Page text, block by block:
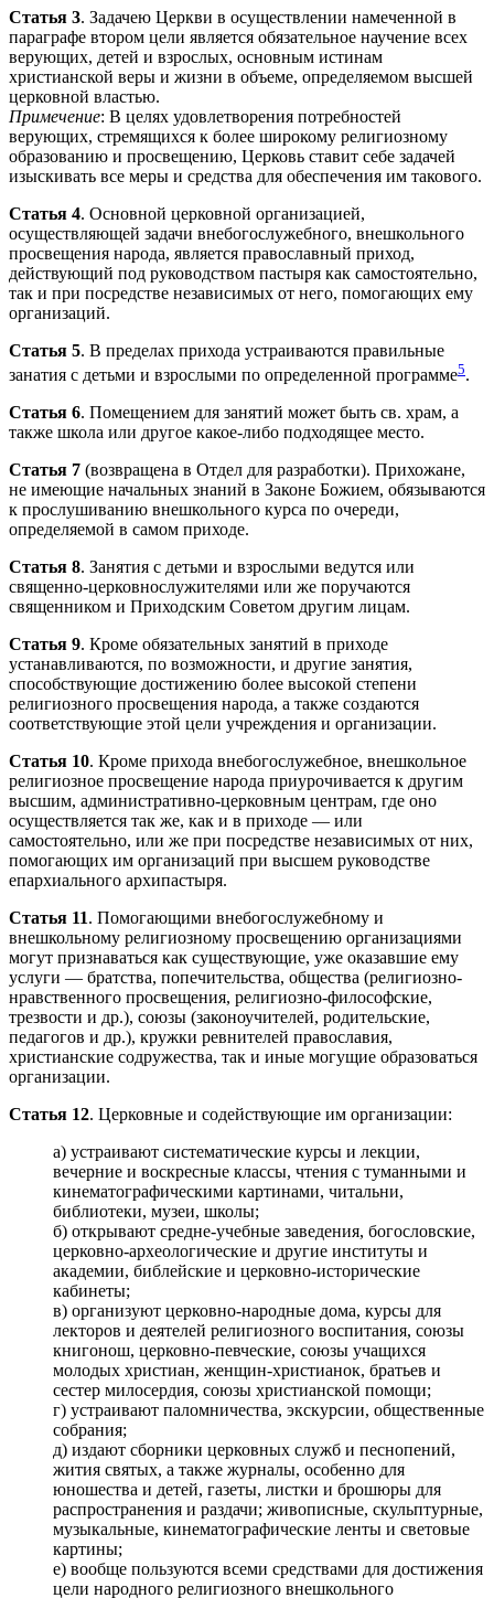
Статья 3. Задачею Церкви в осуществлении намеченной в
параграфе втором цели является обязательное научение всех
верующих, детей и взрослых, основным истинам
христианской веры и жизни в объеме, определяемом высшей
церковной властью.
Примечение: В целях удовлетворения потребностей
верующих, стремящихся к более широкому религиозному
образованию и просвещению, Церковь ставит себе задачей
изыскивать все меры и средства для обеспечения им такового.
Статья 4. Основной церковной организацией,
осуществляющей задачи внебогослужебного, внешкольного
просвещения народа, является православный приход,
действующий под руководством пастыря как самостоятельно,
так и при посредстве независимых от него, помогающих ему
организаций.
Статья 5. В пределах прихода устраиваются правильные
занатия с детьми и взрослыми по определенной программе5.
Статья 6. Помещением для занятий может быть св. храм, а
также школа или другое какое-либо подходящее место.
Статья 7 (возвращена в Отдел для разработки). Прихожане,
не имеющие начальных знаний в Законе Божием, обязываются
к прослушиванию внешкольного курса по очереди,
определяемой в самом приходе.
Статья 8. Занятия с детьми и взрослыми ведутся или
священно-церковнослужителями или же поручаются
священником и Приходским Советом другим лицам.
Статья 9. Кроме обязательных занятий в приходе
устанавливаются, по возможности, и другие занятия,
способствующие достижению более высокой степени
религиозного просвещения народа, а также создаются
соответствующие этой цели учреждения и организации.
Статья 10. Кроме прихода внебогослужебное, внешкольное
религиозное просвещение народа приурочивается к другим
высшим, административно-церковным центрам, где оно
осуществляется так же, как и в приходе — или
самостоятельно, или же при посредстве независимых от них,
помогающих им организаций при высшем руководстве
епархиального архипастыря.
Статья 11. Помогающими внебогослужебному и
внешкольному религиозному просвещению организациями
могут признаваться как существующие, уже оказавшие ему
услуги — братства, попечительства, общества (религиозно-
нравственного просвещения, религиозно-философские,
трезвости и др.), союзы (законоучителей, родительские,
педагогов и др.), кружки ревнителей православия,
христианские содружества, так и иные могущие образоваться
организации.
Статья 12. Церковные и содействующие им организации:
а) устраивают систематические курсы и лекции,
вечерние и воскресные классы, чтения с туманными и
кинематографическими картинами, читальни,
библиотеки, музеи, школы;
б) открывают средне-учебные заведения, богословские,
церковно-археологические и другие институты и
академии, библейские и церковно-исторические
кабинеты;
в) организуют церковно-народные дома, курсы для
лекторов и деятелей религиозного воспитания, союзы
книгонош, церковно-певческие, союзы учащихся
молодых христиан, женщин-христианок, братьев и
сестер милосердия, союзы христианской помощи;
г) устраивают паломничества, экскурсии, общественные
собрания;
д) издают сборники церковных служб и песнопений,
жития святых, а также журналы, особенно для
юношества и детей, газеты, листки и брошюры для
распространения и раздачи; живописные, скульптурные,
музыкальные, кинематографические ленты и световые
картины;
е) вообще пользуются всеми средствами для достижения
цели народного религиозного внешкольного